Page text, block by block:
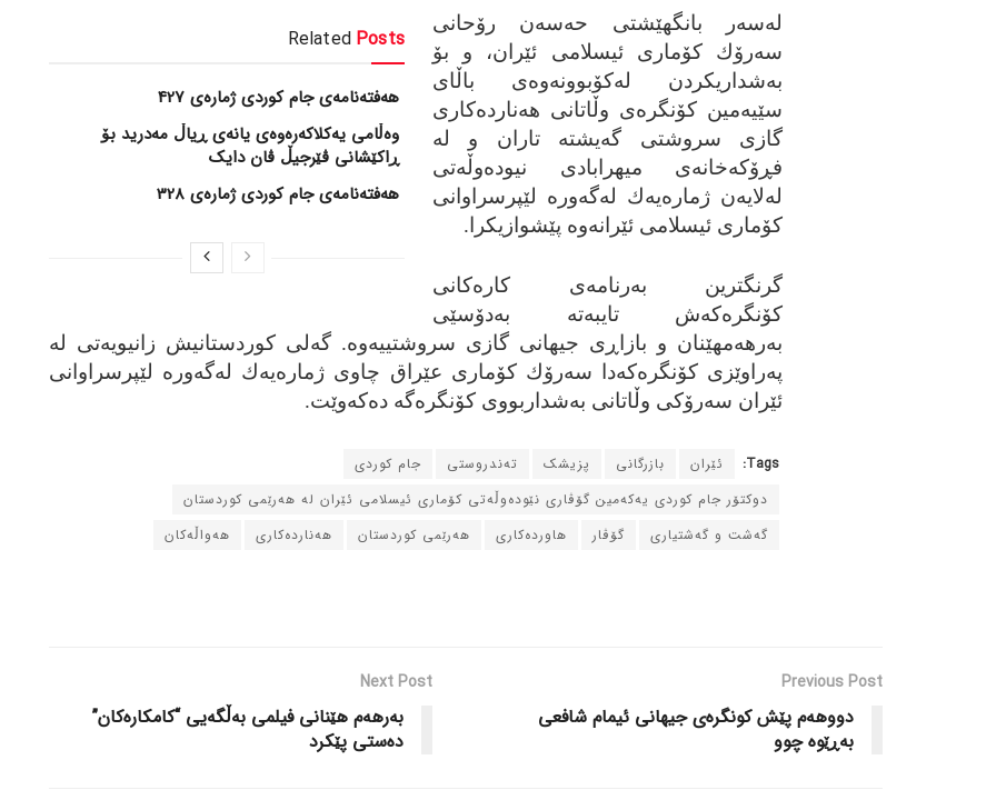
Related Posts
هەفتەنامەی جام کوردی ژمارەی 427
وەڵامی یەکلاکەرەوەی یانەی ڕیاڵ مەدرید بۆ
ڕاکێشانی ڤێرجیڵ ڤان دایک
هەفتەنامەی جام کوردی ژمارەی 328
لەسەر بانگهێشتی حەسەن رۆحانی
سەرۆك كۆماری ئیسلامی ئێران، و بۆ
بەشداریكردن لەكۆبوونەوەی باڵای
سێیەمین كۆنگرەی وڵاتانی هەناردەكاری
گازی سروشتی گەیشتە تاران و لە
فڕۆكەخانەی میهرابادی نیودەوڵەتی
لەلایەن ژمارەیەك لەگەورە لێپرسراوانی
كۆماری ئیسلامی ئێرانەوە پێشوازیكرا.
گرنگترین بەرنامەی كارەكانی
كۆنگرەكەش تایبەتە بەدۆسێی
بەرهەمهێنان و بازاڕی جیهانی گازی سروشتییەوە. گەلی كوردستانیش زانیویەتی لە
پەراوێزی كۆنگرەكەدا سەرۆك كۆماری عێراق چاوی ژمارەیەك لەگەورە لێپرسراوانی
ئێران سەرۆكی وڵاتانی بەشداربووی كۆنگرەگە دەكەوێت.
Tags: ئێران بازرگانی پزیشک ته‌ندروستی
جام کوردی
دوکتۆر جام کوردی یه‌که‌مین گۆڤاری نێوده‌وڵه‌تی کۆماری ئیسلامی ئێران له‌ هه‌رێمی کوردستان
گه‌شت و گه‌شتیاری
گۆڤار هاورده‌کاری هه‌رێمی کوردستان هه‌نارده‌کاری هه‌واڵه‌کان
Previous Post
دووهه‌م پێش کونگره‌ی جیهانی ئیمام شافعی
به‌ڕێوه‌ چوو
Next Post
به‌رهه‌م هێنانی فیلمی به‌ڵگه‌یی “کامکاره‌کان”
ده‌ستی پێکرد